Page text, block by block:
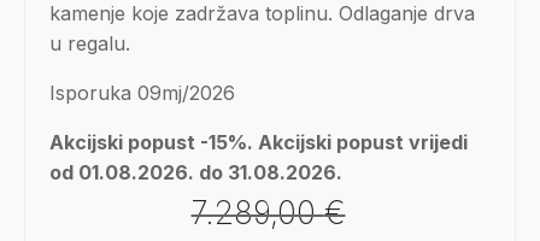
kamenje koje zadržava toplinu. Odlaganje drva
u regalu.
Isporuka 09mj/2026
Akcijski popust -15%. Akcijski popust vrijedi
od 01.08.2026. do 31.08.2026.
7.289,00€